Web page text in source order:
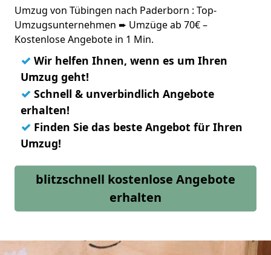
Umzug von Tübingen nach Paderborn : Top-
Umzugsunternehmen ➨ Umzüge ab 70€ –
Kostenlose Angebote in 1 Min.
✓ Wir helfen Ihnen, wenn es um Ihren
Umzug geht!
✓ Schnell & unverbindlich Angebote
erhalten!
✓ Finden Sie das beste Angebot für Ihren
Umzug!
blitzschnell kostenlose Angebote
erhalten